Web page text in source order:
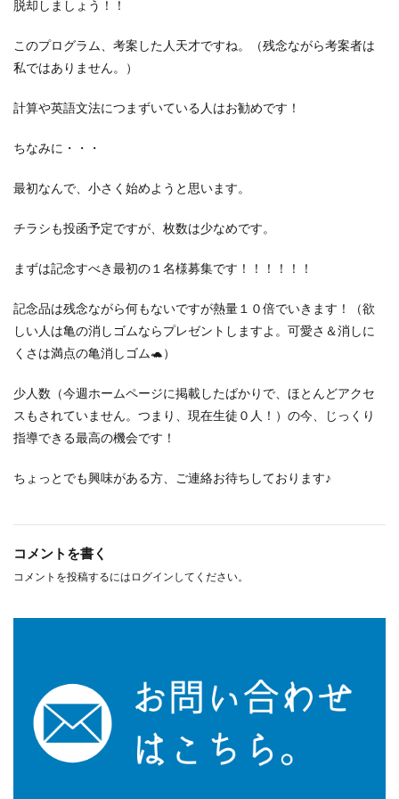
脱却しましょう！！
このプログラム、考案した人天才ですね。（残念ながら考案者は
私ではありません。）
計算や英語文法につまずいている人はお勧めです！
ちなみに・・・
最初なんで、小さく始めようと思います。
チラシも投函予定ですが、枚数は少なめです。
まずは記念すべき最初の１名様募集です！！！！！！
記念品は残念ながら何もないですが熱量１０倍でいきます！（欲
しい人は亀の消しゴムならプレゼントしますよ。可愛さ＆消しに
くさは満点の亀消しゴム🐢）
少人数（今週ホームページに掲載したばかりで、ほとんどアクセ
スもされていません。つまり、現在生徒０人！）の今、じっくり
指導できる最高の機会です！
ちょっとでも興味がある方、ご連絡お待ちしております♪
コメントを書く
コメントを投稿するには ログイン してください。